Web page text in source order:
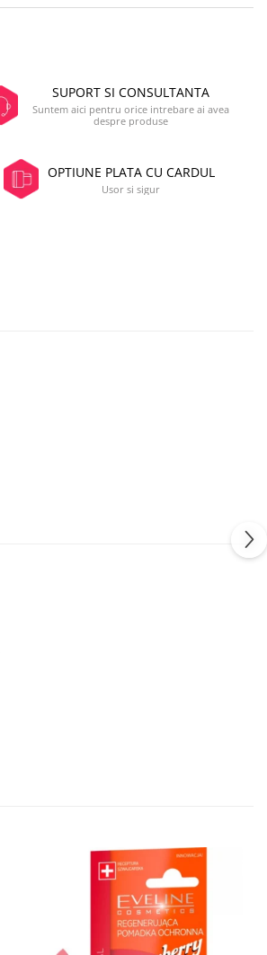
SUPORT SI CONSULTANTA
Suntem aici pentru orice intrebare ai avea
despre produse
OPTIUNE PLATA CU CARDUL
Usor si sigur